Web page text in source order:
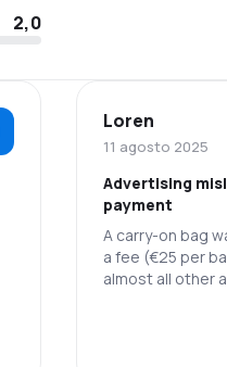
2,0
Loren
11 agosto 2025
Advertising
payment
A carry-on bag
a fee (€25 per
almost all other
- we had to